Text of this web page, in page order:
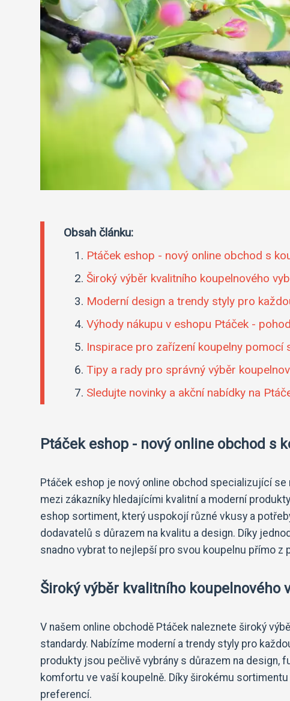
Obsah článku:
Ptáček eshop - nový online obchod s
Široký výběr kvalitního koupelnového
Moderní design a trendy styly pro
Výhody nákupu v eshopu Ptáček -
Inspirace pro zařízení koupelny pomocí
Tipy a rady pro správný výběr
Sledujte novinky a akční nabídky na
Ptáček eshop - nový online obchod s
Ptáček eshop je nový online obchod specializující
mezi zákazníky hledajícími kvalitní a moderní
eshop sortiment, který uspokojí různé vkusy a
dodavatelů s důrazem na kvalitu a design. Díky
snadno vybrat to nejlepší pro svou koupelnu přímo z
Široký výběr kvalitního koupelnového
V našem online obchodě Ptáček naleznete široký
standardy. Nabízíme moderní a trendy styly pro
produkty jsou pečlivě vybrány s důrazem na design,
komfortu ve vaší koupelně. Díky širokému
preferencí.